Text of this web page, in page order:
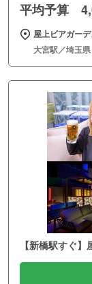
平均予算
屋上ビアガー
大宮駅／埼玉県
【新橋駅すぐ